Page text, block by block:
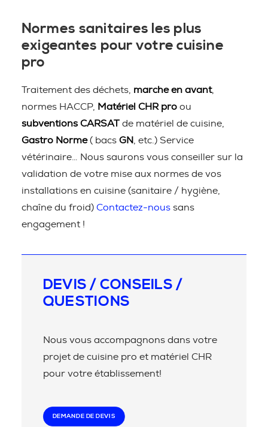
Normes sanitaires les plus
exigeantes pour votre cuisine
pro
Traitement des déchets, marche en avant,
normes HACCP,
Matériel CHR pro ou
subventions CARSAT de matériel de cuisine,
Gastro Norme( bacs GN
, etc.) Service
vétérinaire… Nous saurons vous conseiller sur la
validation de votre mise aux normes de vos
installations en cuisine (sanitaire / hygiène,
chaîne du froid) Contactez-nous sans
engagement !
DEVIS / CONSEILS /
QUESTIONS
Nous vous accompagnons dans votre
projet de cuisine pro et matériel CHR
pour votre établissement!
DEMANDE DE DEVIS